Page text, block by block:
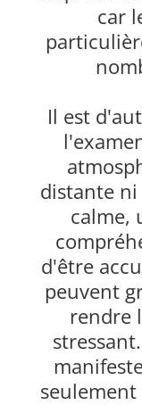
car
Il est
distante
calme,
d'être
peuvent
rendre